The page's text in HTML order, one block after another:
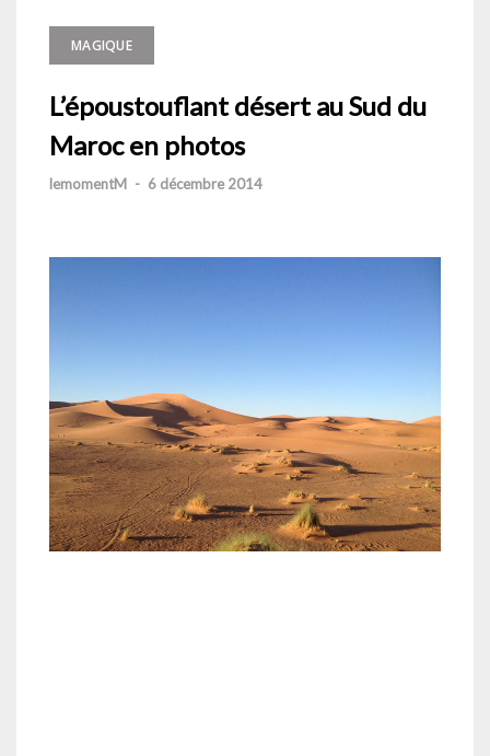
MAGIQUE
L’époustouflant désert au Sud du
Maroc en photos
lemomentM - 6 décembre 2014